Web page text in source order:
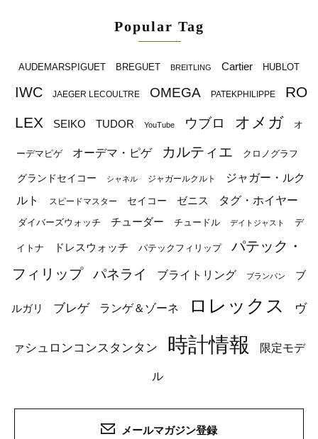
Popular Tag
AUDEMARSPIGUET BREGUET BREITLING Cartier HUBLOT
IWC JAEGER LECOULTRE OMEGA PATEKPHILIPPE
RO
LEX
SEIKO TUDOR YouTube ウブロ オメガ オ
ーデマピゲ オーデマ・ピゲ カルティエ クロノグラフ
グランドセイコー シャネル ジャガールクルト
ジャガー・ルク
ルト
スピードマスター セイコー ゼニス タグ・ホイヤー
ダイバーズウォッチ チューダー チュードル デイトジャスト デ
イトナ ドレスウォッチ パテックフィリップ
パテック・
フィリップ
パネライ ブライトリング ブランパン ブ
ルガリ ブレゲ ランゲ＆ゾーネ ロレックス ヴ
ァシュロンコンスタンタン 時計情報 限定モデ
ル
メールマガジン登録